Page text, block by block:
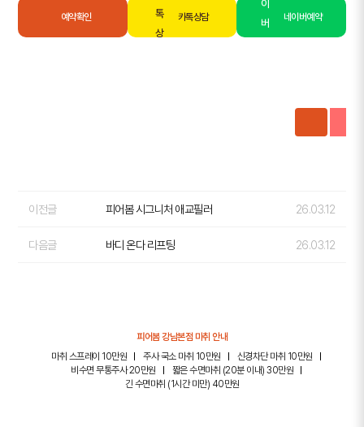
예약확인 카톡상담 네이버예약
이전글 피어봄 시그니처 애교필러 26.03.12
다음글 바디 온다 리프팅 26.03.12
피어봄 강남본점 마취 안내
마취 스프레이 10만원
주사 국소 마취 10만원
신경차단 마취 10만원
비수면 무통주사 20만원
짧은 수면마취 (20분 이내) 30만원
긴 수면마취 (1시간 미만) 40만원